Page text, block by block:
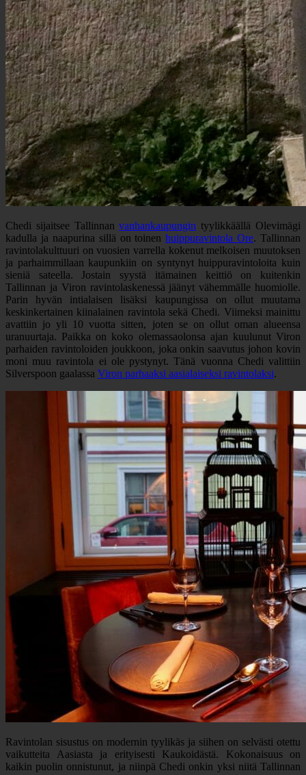
Chedi sijaitsee Tallinnanvanhankaupungin tyylikkäällä Olevimägi
kadulla ja naapurina sillä on toinenhuippuravintola Ore. Tallinnan
ravintolakulttuuri on vuosien varrella kokenut melkoisen muutoksen
ja parhaimmillaan kaupunkiin on syntynyt huippuravintoloita kuin
sieniä sateella. Jostain syystä itämainen keittiö on kuitenkin
Tallinnan ja Viron ravintolaskenessä jäänyt vähemmälle huomiolle.
Parin hyvän intialaisen lisäksi kaupungissa on ollut muutama
keskinkertainen kiinalainen ravintola sekä Chedi. Viimeksi mainittu
avattiin jo yli 10 vuotta sitten, joten se on ollut oman alueensa
uranuurtaja. Paikka on koko olemassaolonsa ajan kuulunut Viron
parhaiden ravintoloiden joukkoon, joka onkin saavutus johon kovin
moni muu ravintola ei ole pystynyt. Tänä vuonna Chedi valittiin
Silverspoon gaalassa Viron parhaaksi aasialaiseksi ravintolaksi.
Ravintolan sisustus on modernin tyylikäs ja siihen on selvästi otettu
vaikutteita Aasiasta ja erityisesti Kaukoidästä. Kokonaisuus on
kaikin puolin onnistunut, ja niinpä Chedi onkin yksi niitä Tallinnan